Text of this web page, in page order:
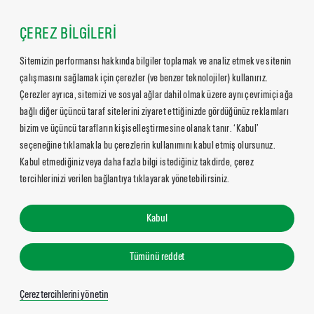
ÇEREZ BİLGİLERİ
Sitemizin performansı hakkında bilgiler toplamak ve analiz etmek ve sitenin
çalışmasını sağlamak için çerezler (ve benzer teknolojiler) kullanırız.
Çerezler ayrıca, sitemizi ve sosyal ağlar dahil olmak üzere aynı çevrimiçi ağa
bağlı diğer üçüncü taraf sitelerini ziyaret ettiğinizde gördüğünüz reklamları
bizim ve üçüncü tarafların kişiselleştirmesine olanak tanır. ‘Kabul’
seçeneğine tıklamakla bu çerezlerin kullanımını kabul etmiş olursunuz.
Kabul etmediğiniz veya daha fazla bilgi istediğiniz takdirde, çerez
tercihlerinizi verilen bağlantıya tıklayarak yönetebilirsiniz.
Kabul
Tümünü reddet
Çerez tercihlerini yönetin